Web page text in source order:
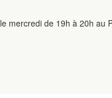
le mercredi de 19h à 20h au